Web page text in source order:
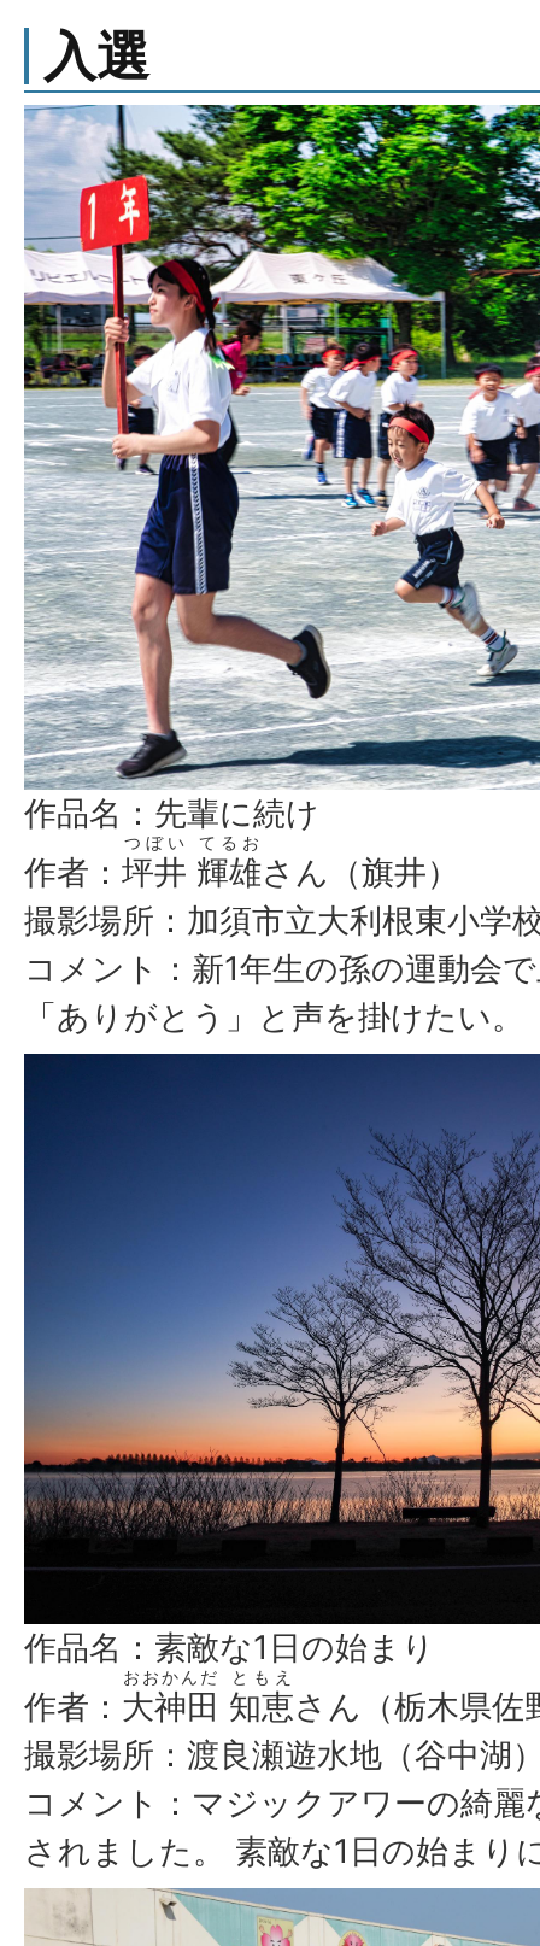
入選
作品名：先輩に続け
作者： 坪井
つぼい
輝雄
てるお
さん（旗井）
撮影場所：加須市立大利根東小学
コメント：新1年生の孫の運動会
「ありがとう」と声を掛けたい。
作品名：素敵な1日の始まり
作者： 大神田
おおかんだ
知恵
ともえ
さん（栃木県佐
撮影場所：渡良瀬遊水地（谷中湖
コメント：マジックアワーの綺麗
されました。 素敵な1日の始まり